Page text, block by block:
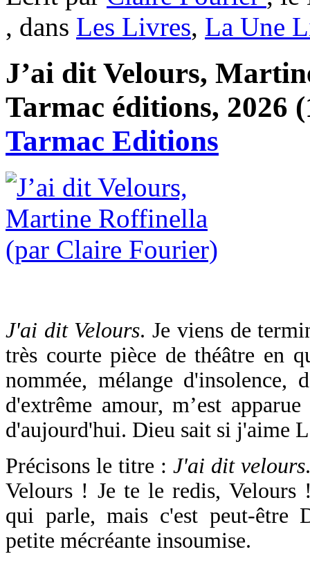
, dans Les Livres, La Une
J’ai dit Velours,
Tarmac éditions, 2026
Tarmac Editions
J'ai dit Velours. Je viens de
très courte pièce de théâtre en
nommée, mélange d'insolence,
d'extrême amour, m’est
d'aujourd'hui. Dieu sait si j'aime
Précisons le titre : J'ai dit velours
Velours ! Je te le redis,
qui parle, mais c'est peut-être
petite mécréante insoumise.